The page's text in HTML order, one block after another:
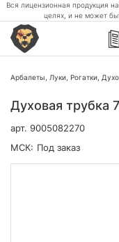
Вся лицензионная продукция
целях, и не может
Арбалеты, Луки, Рогатки,
Духовая трубка
арт. 9005082270
МСК: Под заказ